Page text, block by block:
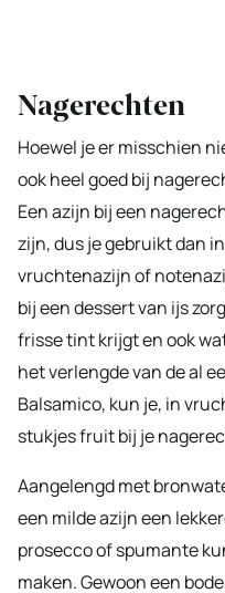
Nagerechten
Hoewel je er misschien
ook heel goed bij
Een azijn bij een
zijn, dus je gebruikt dan
vruchtenazijn of
bij een dessert van ijs
frisse tint krijgt en ook
het verlengde van de al
Balsamico, kun je, in
stukjes fruit bij je
Aangelengd met
een milde azijn een
prosecco of spumante
maken. Gewoon een